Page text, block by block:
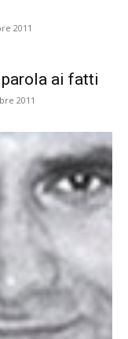
2011
ai fatti
2011